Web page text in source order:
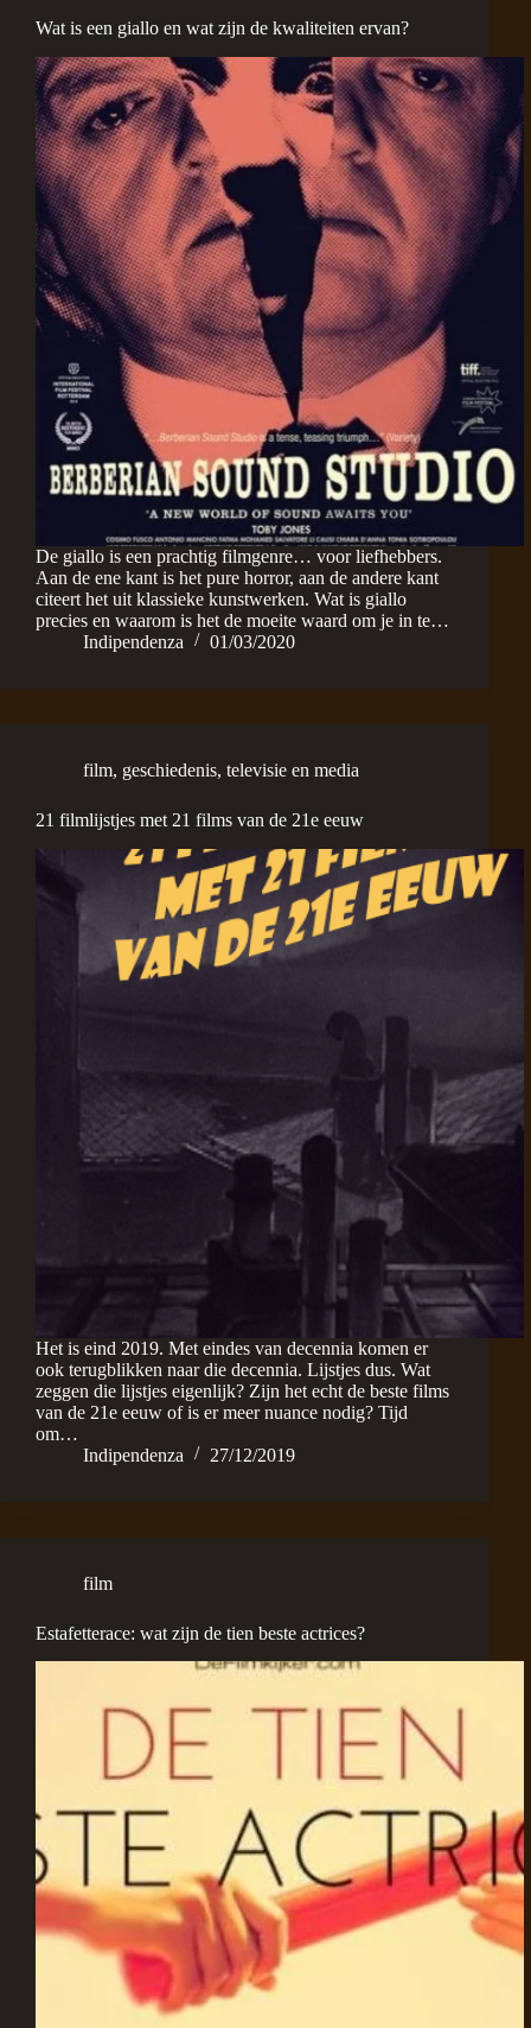
Wat is een giallo en wat zijn de kwaliteiten ervan?
De giallo is een prachtig filmgenre… voor liefhebbers.
Aan de ene kant is het pure horror, aan de andere kant
citeert het uit klassieke kunstwerken. Wat is giallo
precies en waarom is het de moeite waard om je in te…
Indipendenza
01/03/2020
film, geschiedenis, televisie en media
21 filmlijstjes met 21 films van de 21e eeuw
Het is eind 2019. Met eindes van decennia komen er
ook terugblikken naar die decennia. Lijstjes dus. Wat
zeggen die lijstjes eigenlijk? Zijn het echt de beste films
van de 21e eeuw of is er meer nuance nodig? Tijd
om…
Indipendenza
27/12/2019
film
Estafetterace: wat zijn de tien beste actrices?